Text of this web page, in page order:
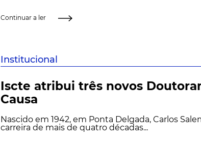
Continuar a ler
Institucional
Iscte atribui três novos
Causa
Nascido em 1942, em Ponta Delgada, Carlos
carreira de mais de quatro décadas...